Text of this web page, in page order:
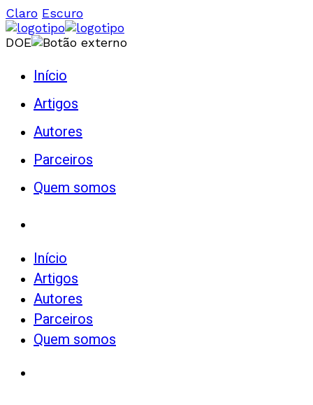
Claro Escuro
DOE
Início
Artigos
Autores
Parceiros
Quem somos
Início
Artigos
Autores
Parceiros
Quem somos